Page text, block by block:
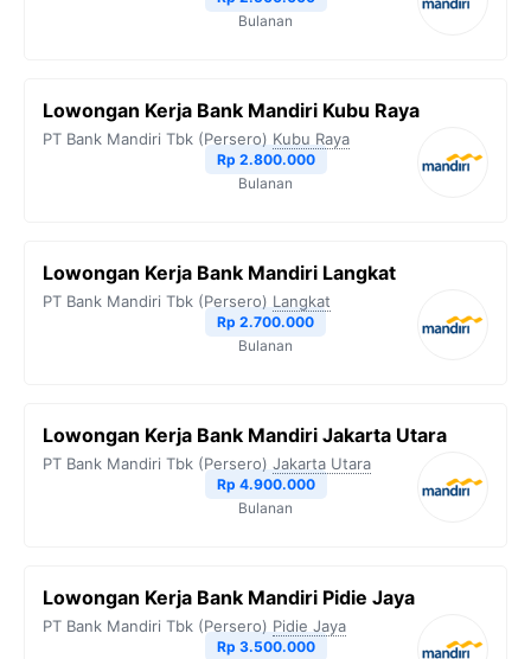
Bulanan
Lowongan Kerja Bank Mandiri Kubu Raya
PT Bank Mandiri Tbk (Persero) Kubu Raya
Rp 2.800.000
Bulanan
Lowongan Kerja Bank Mandiri Langkat
PT Bank Mandiri Tbk (Persero) Langkat
Rp 2.700.000
Bulanan
Lowongan Kerja Bank Mandiri Jakarta Utara
PT Bank Mandiri Tbk (Persero) Jakarta Utara
Rp 4.900.000
Bulanan
Lowongan Kerja Bank Mandiri Pidie Jaya
PT Bank Mandiri Tbk (Persero) Pidie Jaya
Rp 3.500.000